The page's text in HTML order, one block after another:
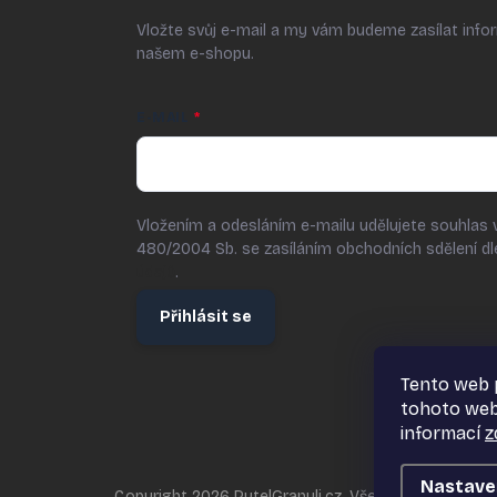
Tento web
tohoto
informací
Vložte svůj e-mail a my vám budeme zasílat
našem e-shopu.
Vložením a odesláním e-mailu udělujete souhlas
480/2004 Sb. se zasíláním obchodních sdělení
.
Přihlásit se